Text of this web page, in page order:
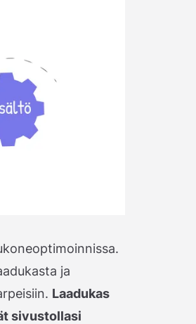
ja
Laadukas
sivustollasi